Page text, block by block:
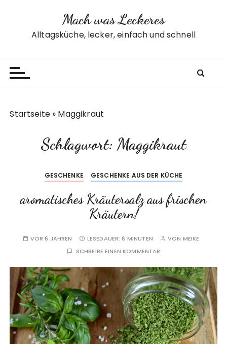
Mach was Leckeres
Alltagsküche, lecker, einfach und schnell
Startseite » Maggikraut
Schlagwort: Maggikraut
GESCHENKE GESCHENKE AUS DER KÜCHE
aromatisches Kräutersalz aus frischen
Kräutern!
VOR 6 JAHREN LESEDAUER:6 MINUTEN VON MEIKE
SCHREIBE EINEN KOMMENTAR